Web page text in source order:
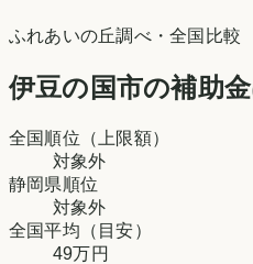
ふれあいの丘調べ・全国比較
伊豆の国市の補助
全国順位（上限額）
対象外
静岡県順位
対象外
全国平均（目安）
49万円